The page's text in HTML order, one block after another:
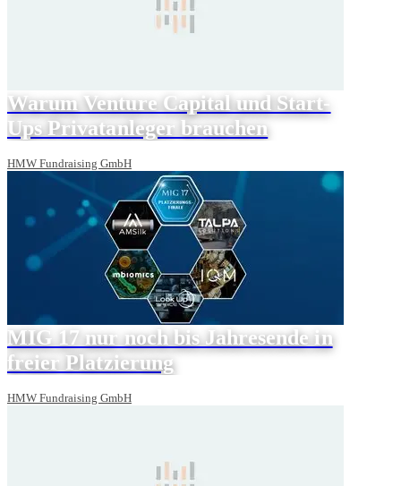
Warum Venture Capital und Start-
Ups Privatanleger brauchen
HMW Fundraising GmbH
MIG 17 nur noch bis Jahresende in
freier Platzierung
HMW Fundraising GmbH